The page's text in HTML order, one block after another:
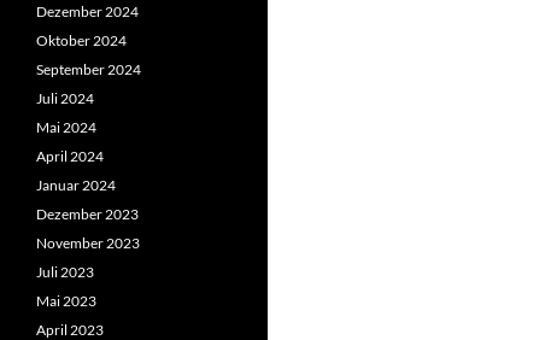
Dezember 2024
Oktober 2024
September 2024
Juli 2024
Mai 2024
April 2024
Januar 2024
Dezember 2023
November 2023
Juli 2023
Mai 2023
April 2023